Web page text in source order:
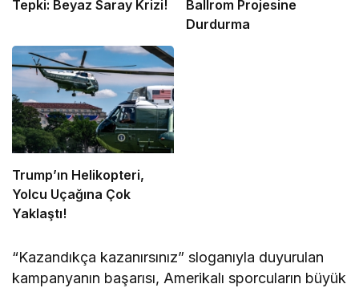
Tepki: Beyaz Saray Krizi!
Ballrom Projesine
Durdurma
Trump’ın Helikopteri,
Yolcu Uçağına Çok
Yaklaştı!
“Kazandıkça kazanırsınız” sloganıyla duyurulan
kampanyanın başarısı, Amerikalı sporcuların büyük